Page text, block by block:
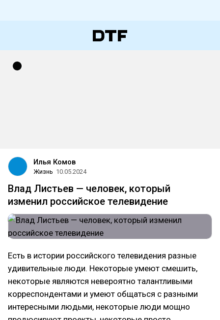
Илья Комов
Жизнь 10.05.2024
Влад Листьев — человек, который
изменил российское телевидение
Есть в истории российского телевидения разные
удивительные люди. Некоторые умеют смешить,
некоторые являются невероятно талантливыми
корреспондентами и умеют общаться с разными
интересными людьми, некоторые люди мощно